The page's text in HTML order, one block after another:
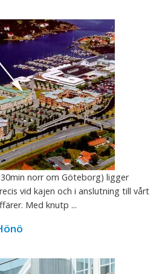
norr om Göteborg) ligger
vid kajen och i anslutning till vårt
Med knutp ...